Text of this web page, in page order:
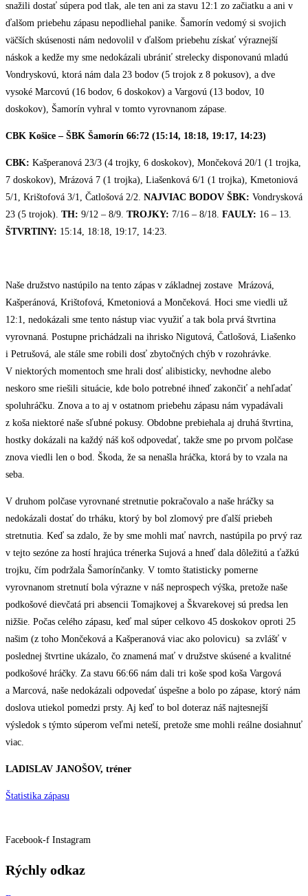
snažili dostať súpera pod tlak, ale ten ani za stavu 12:1 zo začiatku a ani v
ďalšom priebehu zápasu nepodliehal panike. Šamorín vedomý si svojich
väčších skúsenosti nám nedovolil v ďalšom priebehu získať výraznejší
náskok a kedže my sme nedokázali ubrániť strelecky disponovanú mladú
Vondryskovú, ktorá nám dala 23 bodov (5 trojok z 8 pokusov), a dve
vysoké Marcovú (16 bodov, 6 doskokov) a Vargovú (13 bodov, 10
doskokov), Šamorín vyhral v tomto vyrovnanom zápase.
CBK Košice – ŠBK Šamorín 66:72 (15:14, 18:18, 19:17, 14:23)
CBK: Kašperanová 23/3 (4 trojky, 6 doskokov), Mončeková 20/1 (1 trojka,
7 doskokov), Mrázová 7 (1 trojka), Liašenková 6/1 (1 trojka), Kmetoniová
5/1, Krištofová 3/1, Čatlošová 2/2. NAJVIAC BODOV ŠBK: Vondrysková
23 (5 trojok). TH: 9/12 – 8/9. TROJKY: 7/16 – 8/18. FAULY: 16 – 13.
ŠTVRTINY: 15:14, 18:18, 19:17, 14:23.
Naše družstvo nastúpilo na tento zápas v základnej zostave Mrázová,
Kašperánová, Krištofová, Kmetoniová a Mončeková. Hoci sme viedli už
12:1, nedokázali sme tento nástup viac využiť a tak bola prvá štvrtina
vyrovnaná. Postupne prichádzali na ihrisko Nigutová, Čatlošová, Liašenko
i Petrušová, ale stále sme robili dosť zbytočných chýb v rozohrávke.
V niektorých momentoch sme hrali dosť alibisticky, nevhodne alebo
neskoro sme riešili situácie, kde bolo potrebné ihneď zakončiť a nehľadať
spoluhráčku. Znova a to aj v ostatnom priebehu zápasu nám vypadávali
z koša niektoré naše sľubné pokusy. Obdobne prebiehala aj druhá štvrtina,
hostky dokázali na každý náš koš odpovedať, takže sme po prvom polčase
znova viedli len o bod. Škoda, že sa nenašla hráčka, ktorá by to vzala na
seba.
V druhom polčase vyrovnané stretnutie pokračovalo a naše hráčky sa
nedokázali dostať do trháku, ktorý by bol zlomový pre ďalší priebeh
stretnutia. Keď sa zdalo, že by sme mohli mať navrch, nastúpila po prvý raz
v tejto sezóne za hostí hrajúca trénerka Sujová a hneď dala dôležitú a ťažkú
trojku, čím podržala Šamorínčanky. V tomto štatisticky pomerne
vyrovnanom stretnutí bola výrazne v náš neprospech výška, pretože naše
podkošové dievčatá pri absencii Tomajkovej a Škvarekovej sú predsa len
nižšie. Počas celého zápasu, keď mal súper celkovo 45 doskokov oproti 25
našim (z toho Mončeková a Kašperanová viac ako polovicu) sa zvlášť v
poslednej štvrtine ukázalo, čo znamená mať v družstve skúsené a kvalitné
podkošové hráčky. Za stavu 66:66 nám dali tri koše spod koša Vargová
a Marcová, naše nedokázali odpovedať úspešne a bolo po zápase, ktorý nám
doslova utiekol pomedzi prsty. Aj keď to bol doteraz náš najtesnejší
výsledok s týmto súperom veľmi neteší, pretože sme mohli reálne dosiahnuť
viac.
LADISLAV JANOŠOV, tréner
Štatistika zápasu
Facebook-f Instagram
Rýchly odkaz